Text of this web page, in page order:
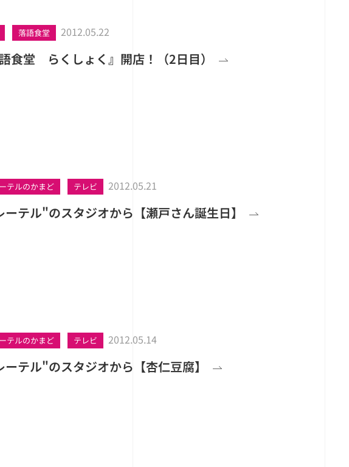
落語食堂 2012.05.22
語食堂 らくしょく』開店！（2日目）
テルのかまど テレビ 2012.05.21
テル"のスタジオから【瀬戸さん誕生日】
テルのかまど テレビ 2012.05.14
テル"のスタジオから【杏仁豆腐】